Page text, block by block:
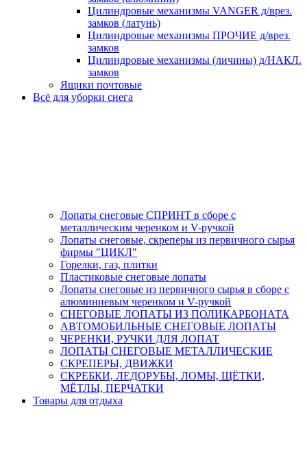
Цилиндровые механизмы VANGER д/врез.
замков (латунь)
Цилиндровые механизмы ПРОЧИЕ д/врез.
замков
Цилиндровые механизмы (личины) д/НАКЛ.
замков
Ящики почтовые
Всё для уборки снега
Лопаты снеговые СПРИНТ в сборе с
металлическим черенком и V-ручкой
Лопаты снеговые, скреперы из первичного сырья
фирмы "ЦИКЛ"
Горелки, газ, плитки
Пластиковые снеговые лопаты
Лопаты снеговые из первичного сырья в сборе с
алюминиевым черенком и V-ручкой
СНЕГОВЫЕ ЛОПАТЫ ИЗ ПОЛИКАРБОНАТА
АВТОМОБИЛЬНЫЕ СНЕГОВЫЕ ЛОПАТЫ
ЧЕРЕНКИ, РУЧКИ ДЛЯ ЛОПАТ
ЛОПАТЫ СНЕГОВЫЕ МЕТАЛЛИЧЕСКИЕ
СКРЕПЕРЫ, ДВИЖКИ
СКРЕБКИ, ЛЕДОРУБЫ, ЛОМЫ, ЩЁТКИ,
МЁТЛЫ, ПЕРЧАТКИ
Товары для отдыха